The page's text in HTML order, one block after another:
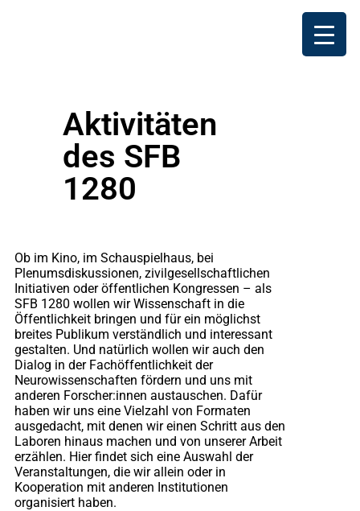
Aktivitäten
des SFB
1280
Ob im Kino, im Schauspielhaus, bei
Plenumsdiskussionen, zivilgesellschaftlichen
Initiativen oder öffentlichen Kongressen – als
SFB 1280 wollen wir Wissenschaft in die
Öffentlichkeit bringen und für ein möglichst
breites Publikum verständlich und interessant
gestalten. Und natürlich wollen wir auch den
Dialog in der Fachöffentlichkeit der
Neurowissenschaften fördern und uns mit
anderen Forscher:innen austauschen. Dafür
haben wir uns eine Vielzahl von Formaten
ausgedacht, mit denen wir einen Schritt aus den
Laboren hinaus machen und von unserer Arbeit
erzählen. Hier findet sich eine Auswahl der
Veranstaltungen, die wir allein oder in
Kooperation mit anderen Institutionen
organisiert haben.